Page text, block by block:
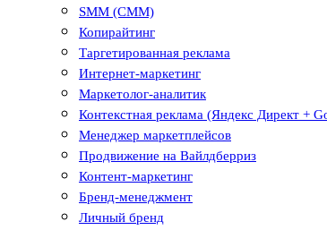
SMM (СММ)
Копирайтинг
Таргетированная реклама
Интернет-маркетинг
Маркетолог-аналитик
Контекстная реклама (Яндекс Директ +
Менеджер маркетплейсов
Продвижение на Вайлдберриз
Контент-маркетинг
Бренд-менеджмент
Личный бренд